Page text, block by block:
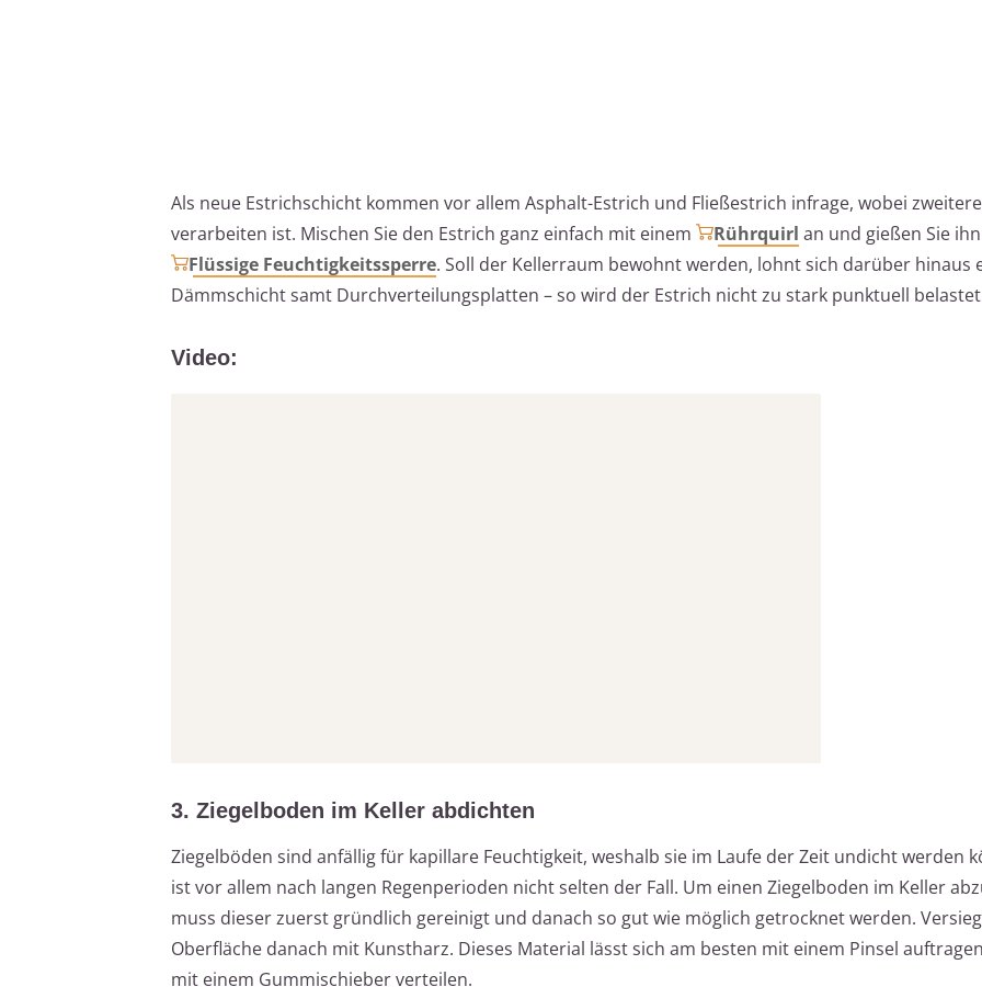
Als neue Estrichschicht kommen vor allem Asphalt-Estrich und Fließestrich infrage, wobei
verarbeiten ist. Mischen Sie den Estrich ganz einfach mit einem
Rührquirl an und gießen Sie
Flüssige Feuchtigkeitssperre. Soll der Kellerraum bewohnt werden, lohnt sich darüber hinaus
Dämmschicht samt Durchverteilungsplatten – so wird der Estrich nicht zu stark punktuell
Video:
3. Ziegelboden im Keller abdichten
Ziegelböden sind anfällig für kapillare Feuchtigkeit, weshalb sie im Laufe der Zeit undicht werden
ist vor allem nach langen Regenperioden nicht selten der Fall. Um einen Ziegelboden im Keller
muss dieser zuerst gründlich gereinigt und danach so gut wie möglich getrocknet werden.
Oberfläche danach mit Kunstharz. Dieses Material lässt sich am besten mit einem Pinsel
mit einem Gummischieber verteilen.